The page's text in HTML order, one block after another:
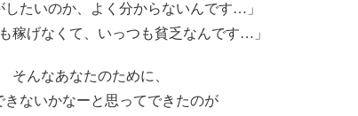
したいのか、よく分からないんです…」
稼げなくて、いっつも貧乏なんです…」
そんなあなたのために、
きないかなーと思ってできたのが